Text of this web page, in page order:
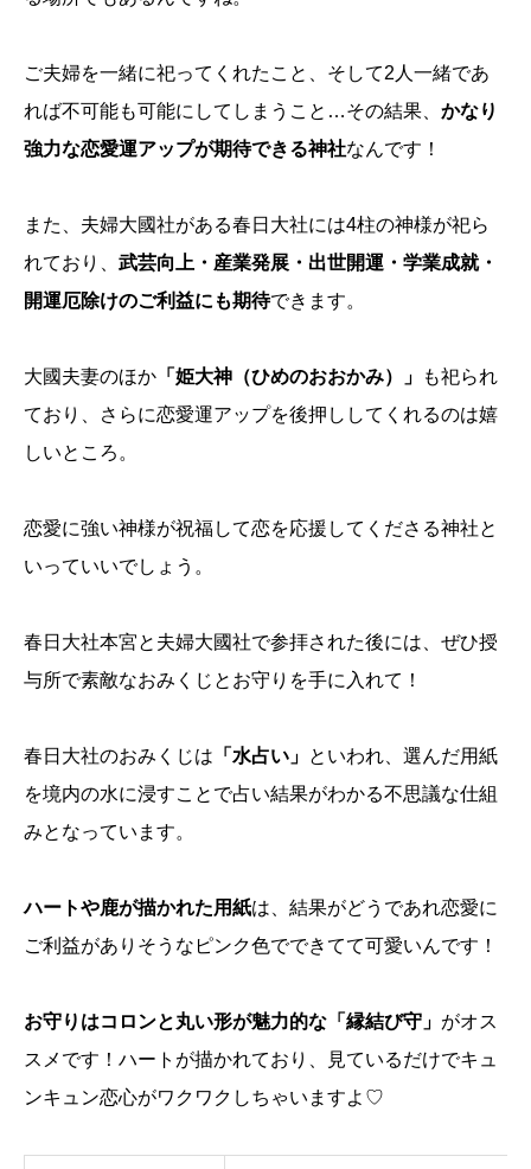
ご夫婦を一緒に祀ってくれたこと、そして2人一緒であ
れば不可能も可能にしてしまうこと…その結果、 かなり
強力な恋愛運アップが期待できる神社なんです！
また、夫婦大國社がある春日大社には4柱の神様が祀ら
れており、 武芸向上・産業発展・出世開運・学業成就・
開運厄除けのご利益にも期待できます。
大國夫妻のほか 「姫大神（ひめのおおかみ）」
も祀られ
ており、さらに恋愛運アップを後押ししてくれるのは嬉
しいところ。
恋愛に強い神様が祝福して恋を応援してくださる神社と
いっていいでしょう。
春日大社本宮と夫婦大國社で参拝された後には、ぜひ授
与所で素敵なおみくじとお守りを手に入れて！
春日大社のおみくじは 「水占い」 といわれ、選んだ用紙
を境内の水に浸すことで占い結果がわかる不思議な仕組
みとなっています。
ハートや鹿が描かれた用紙は、結果がどうであれ恋愛に
ご利益がありそうなピンク色でできてて可愛いんです！
お守りはコロンと丸い形が魅力的な「縁結び守」 がオス
スメです！ハートが描かれており、見ているだけでキュ
ンキュン恋心がワクワクしちゃいますよ♡